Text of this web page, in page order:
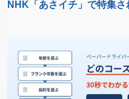
NHK「あさイチ」で特集さ